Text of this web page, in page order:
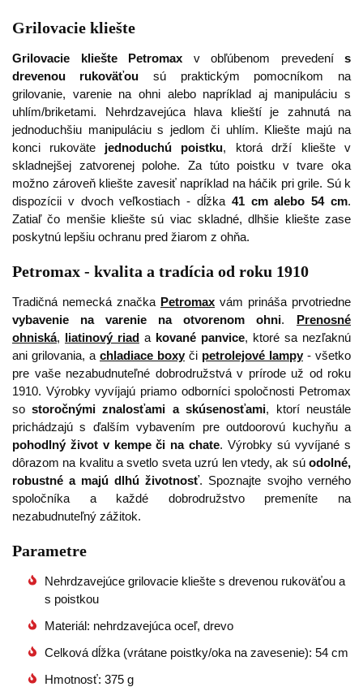
Grilovacie kliešte
Grilovacie kliešte Petromax v obľúbenom prevedení s
drevenou rukoväťou sú praktickým pomocníkom na
grilovanie, varenie na ohni alebo napríklad aj manipuláciu s
uhlím/briketami. Nehrdzavejúca hlava klieští je zahnutá na
jednoduchšiu manipuláciu s jedlom či uhlím. Kliešte majú na
konci rukoväte jednoduchú poistku, ktorá drží kliešte v
skladnejšej zatvorenej polohe. Za túto poistku v tvare oka
možno zároveň kliešte zavesiť napríklad na háčik pri grile. Sú k
dispozícii v dvoch veľkostiach - dĺžka 41 cm alebo 54 cm.
Zatiaľ čo menšie kliešte sú viac skladné, dlhšie kliešte zase
poskytnú lepšiu ochranu pred žiarom z ohňa.
Petromax - kvalita a tradícia od roku 1910
Tradičná nemecká značka Petromax vám prináša prvotriedne
vybavenie na varenie na otvorenom ohni. Prenosné
ohniská, liatinový riad a kované panvice, ktoré sa nezľaknú
ani grilovania, a chladiace boxy či petrolejové lampy - všetko
pre vaše nezabudnuteľné dobrodružstvá v prírode už od roku
1910. Výrobky vyvíjajú priamo odborníci spoločnosti Petromax
so storočnými znalosťami a skúsenosťami, ktorí neustále
prichádzajú s ďalším vybavením pre outdoorovú kuchyňu a
pohodlný život v kempe či na chate. Výrobky sú vyvíjané s
dôrazom na kvalitu a svetlo sveta uzrú len vtedy, ak sú odolné,
robustné a majú dlhú životnosť. Spoznajte svojho verného
spoločníka a každé dobrodružstvo premeníte na
nezabudnuteľný zážitok.
Parametre
Nehrdzavejúce grilovacie kliešte s drevenou rukoväťou a
s poistkou
Materiál: nehrdzavejúca oceľ, drevo
Celková dĺžka (vrátane poistky/oka na zavesenie): 54 cm
Hmotnosť: 375 g